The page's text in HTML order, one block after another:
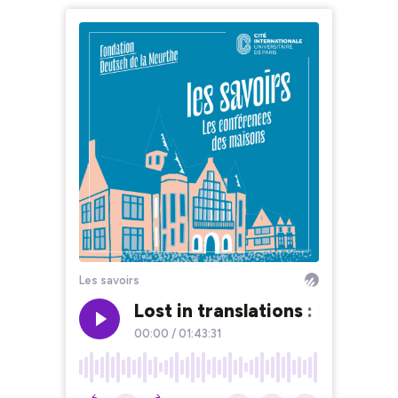
Les savoirs
Lost in translations : Dante,
00:00 / 01:43:31